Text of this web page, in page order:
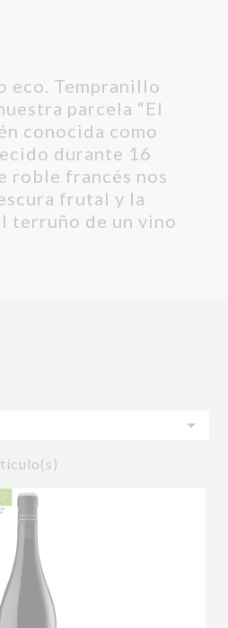
eco. Tempranillo
parcela “El
conocida como
durante 16
roble francés nos
frutal y la
terruño de un vino
